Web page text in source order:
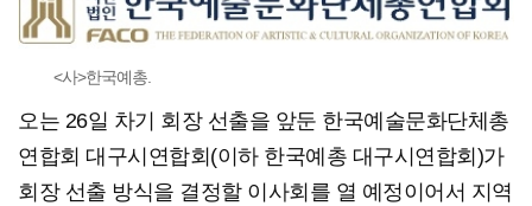
<사>한국예총.
오는 26일 차기 회장 선출을 앞둔 한국예술문화단체총
연합회 대구시연합회(이하 한국예총 대구시연합회)가
회장 선출 방식을 결정할 이사회를 열 예정이어서 지역